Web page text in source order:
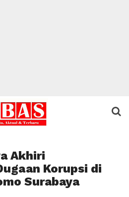
Akhiri
Korupsi di
Surabaya